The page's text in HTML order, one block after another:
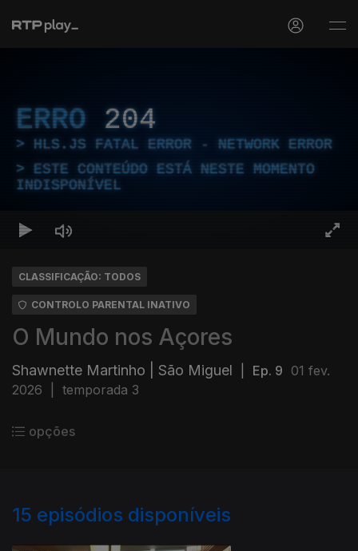
ERRO 204
HLS.JS FATAL ERROR - NETWORK ERROR
ESTE CONTEÚDO ESTÁ NESTE MOMENTO
INDISPONÍVEL
CLASSIFICAÇÃO: TODOS
CONTROLO PARENTAL INATIVO
O Mundo nos Açores
Shawnette Martinho | São Miguel Ep. 9 01 fev.
2026
temporada 3
opções
15 episódios disponíveis